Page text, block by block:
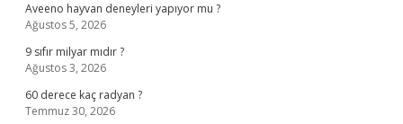
Aveeno hayvan deneyleri yapıyor mu ?
Ağustos 5, 2026
9 sıfır milyar mıdır ?
Ağustos 3, 2026
60 derece kaç radyan ?
Temmuz 30, 2026